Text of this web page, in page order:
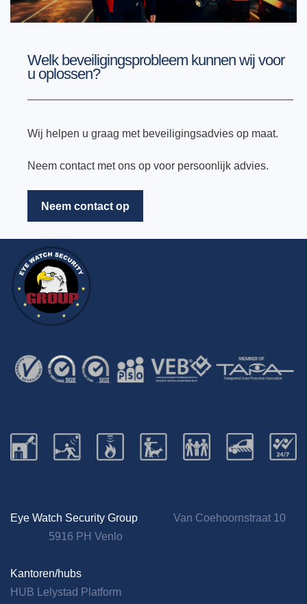
Welk beveiligingsprobleem kunnen wij voor
u oplossen?
Wij helpen u graag met beveiligingsadvies op maat.
Neem contact met ons op voor persoonlijk advies.
Neem contact op
Eye Watch Security Group Van Coehoornstraat 10
5916 PH Venlo
Kantoren/hubs
HUB Lelystad Platform